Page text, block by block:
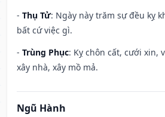
- Thụ Tử: Ngày này trăm sự đều kỵ
bất cứ việc gì.
- Trùng Phục: Kỵ chôn cất, cưới xin,
xây nhà, xây mồ mả.
Ngũ Hành